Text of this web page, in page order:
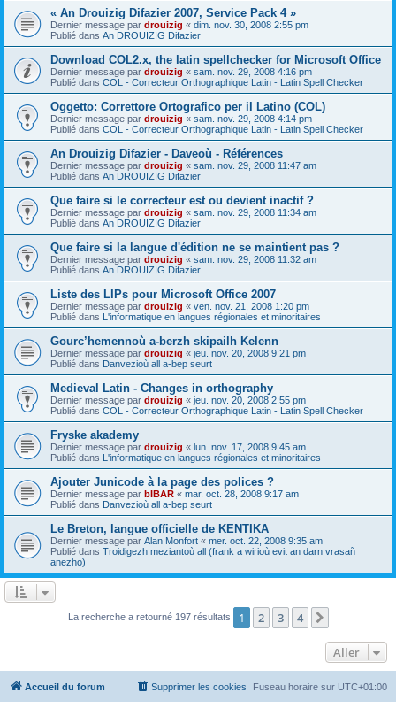
« An Drouizig Difazier 2007, Service Pack 4 »
Dernier message par drouizig « dim. nov. 30, 2008 2:55 pm
Publié dans An DROUIZIG Difazier
Download COL2.x, the latin spellchecker for Microsoft Office
Dernier message par drouizig « sam. nov. 29, 2008 4:16 pm
Publié dans COL - Correcteur Orthographique Latin - Latin Spell Checker
Oggetto: Correttore Ortografico per il Latino (COL)
Dernier message par drouizig « sam. nov. 29, 2008 4:14 pm
Publié dans COL - Correcteur Orthographique Latin - Latin Spell Checker
An Drouizig Difazier - Daveoù - Références
Dernier message par drouizig « sam. nov. 29, 2008 11:47 am
Publié dans An DROUIZIG Difazier
Que faire si le correcteur est ou devient inactif ?
Dernier message par drouizig « sam. nov. 29, 2008 11:34 am
Publié dans An DROUIZIG Difazier
Que faire si la langue d'édition ne se maintient pas ?
Dernier message par drouizig « sam. nov. 29, 2008 11:32 am
Publié dans An DROUIZIG Difazier
Liste des LIPs pour Microsoft Office 2007
Dernier message par drouizig « ven. nov. 21, 2008 1:20 pm
Publié dans L'informatique en langues régionales et minoritaires
Gourc’hemennoù a-berzh skipailh Kelenn
Dernier message par drouizig « jeu. nov. 20, 2008 9:21 pm
Publié dans Danvezioù all a-bep seurt
Medieval Latin - Changes in orthography
Dernier message par drouizig « jeu. nov. 20, 2008 2:55 pm
Publié dans COL - Correcteur Orthographique Latin - Latin Spell Checker
Fryske akademy
Dernier message par drouizig « lun. nov. 17, 2008 9:45 am
Publié dans L'informatique en langues régionales et minoritaires
Ajouter Junicode à la page des polices ?
Dernier message par bIBAR « mar. oct. 28, 2008 9:17 am
Publié dans Danvezioù all a-bep seurt
Le Breton, langue officielle de KENTIKA
Dernier message par Alan Monfort « mer. oct. 22, 2008 9:35 am
Publié dans Troidigezh meziantoù all (frank a wirioù evit an darn vrasañ
anezho)
La recherche a retourné 197 résultats 1 2 3 4
Aller
Accueil du forum Fuseau horaire sur UTC+01:00
Supprimer les cookies